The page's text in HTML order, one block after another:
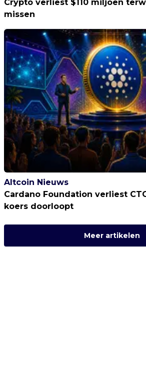
Crypto verliest $110 miljoen
missen
Altcoin Nieuws
Cardano Foundation verliest
koers doorloopt
Meer artikelen